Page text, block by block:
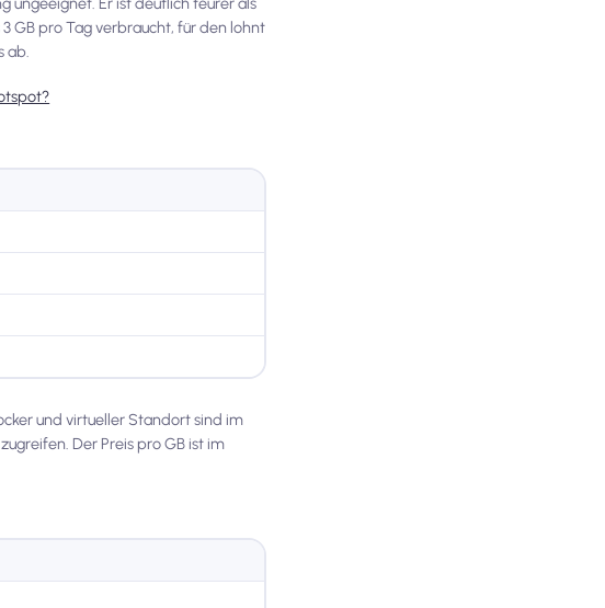
GB pro Tag verbraucht, für den lohnt
ab.
und virtueller Standort sind im
Der Preis pro GB ist im